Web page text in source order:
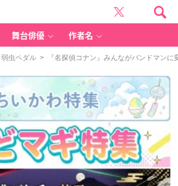
舞台俳優 作者名
弱虫ペダル > 『名探偵コナン』みんながバンドマンに